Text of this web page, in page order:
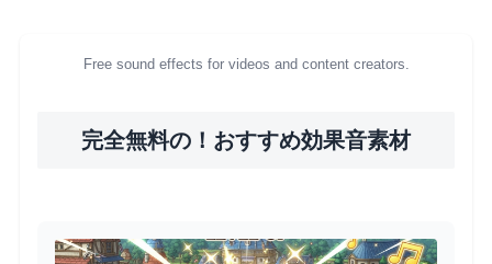
Free sound effects for videos and content creators.
完全無料の！おすすめ効果音素材